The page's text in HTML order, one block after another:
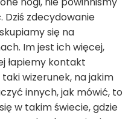
Dziś zdecydowanie
się na
Im jest ich więcej,
łapiemy kontakt
wizerunek, na jakim
innych, jak mówić, to
w takim świecie, gdzie